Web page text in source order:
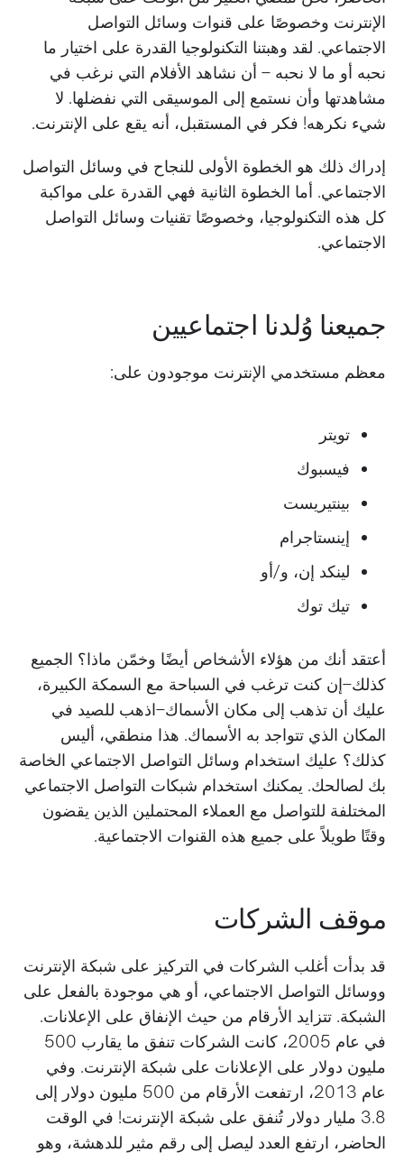
الإنترنت وخصوصًا على قنوات وسائل التواصل
الاجتماعي. لقد وهبتنا التكنولوجيا القدرة على اختيار ما
نحبه أو ما لا نحبه – أن نشاهد الأفلام التي نرغب في
مشاهدتها وأن نستمع إلى الموسيقى التي نفضلها. لا
شيء نكرهه! فكر في المستقبل، أنه يقع على الإنترنت.
إدراك ذلك هو الخطوة الأولى للنجاح في وسائل التواصل
الاجتماعي. أما الخطوة الثانية فهي القدرة على مواكبة
كل هذه التكنولوجيا، وخصوصًا تقنيات وسائل التواصل
الاجتماعي.
جميعنا وُلدنا اجتماعيين
معظم مستخدمي الإنترنت موجودون على:
تويتر
فيسبوك
بينتيريست
إينستاجرام
لينكد إن، و/أو
تيك توك
أعتقد أنك من هؤلاء الأشخاص أيضًا وخمّن ماذا؟ الجميع
كذلك–إن كنت ترغب في السباحة مع السمكة الكبيرة،
عليك أن تذهب إلى مكان الأسماك–اذهب للصيد في
المكان الذي تتواجد به الأسماك. هذا منطقي، أليس
كذلك؟ عليك استخدام وسائل التواصل الاجتماعي الخاصة
بك لصالحك. يمكنك استخدام شبكات التواصل الاجتماعي
المختلفة للتواصل مع العملاء المحتملين الذين يقضون
وقتًا طويلاً على جميع هذه القنوات الاجتماعية.
موقف الشركات
قد بدأت أغلب الشركات في التركيز على شبكة الإنترنت
ووسائل التواصل الاجتماعي، أو هي موجودة بالفعل على
الشبكة. تتزايد الأرقام من حيث الإنفاق على الإعلانات.
في عام 2005، كانت الشركات تنفق ما يقارب 500
مليون دولار على الإعلانات على شبكة الإنترنت. وفي
عام 2013، ارتفعت الأرقام من 500 مليون دولار إلى
3.8 مليار دولار تُنفق على شبكة الإنترنت! في الوقت
الحاضر، ارتفع العدد ليصل إلى رقم مثير للدهشة، وهو